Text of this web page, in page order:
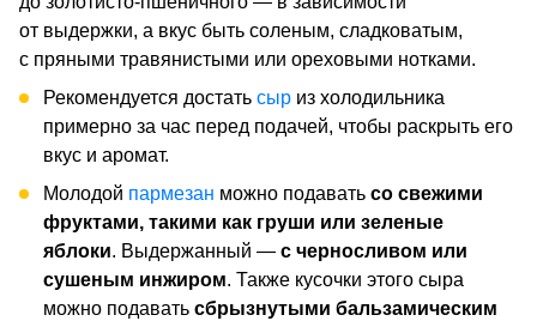
от выдержки, а вкус быть соленым, сладковатым,
с пряными травянистыми или ореховыми нотками.
Рекомендуется достать сыр из холодильника
примерно за час перед подачей, чтобы раскрыть его
вкус и аромат.
Молодой пармезан можно подавать со свежими
фруктами, такими как груши или зеленые
яблоки. Выдержанный — с черносливом или
сушеным инжиром. Также кусочки этого сыра
можно подавать сбрызнутыми бальзамическим